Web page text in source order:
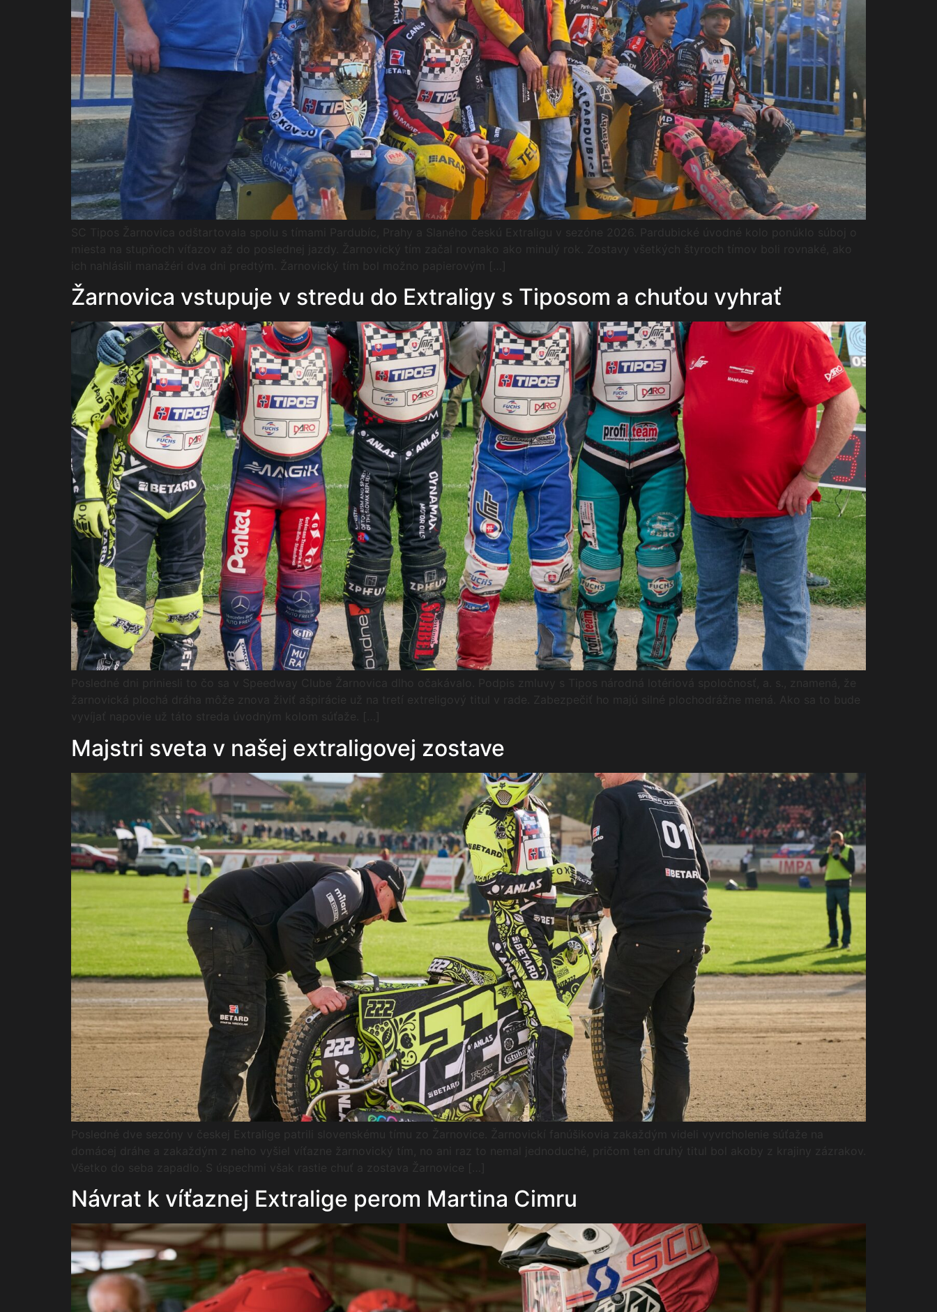
SC Tipos Žarnovica odštartovala spolu s tímami Pardubíc, Prahy a Slaného českú Extraligu v sezóne 2026. Pardubické úvodné kolo ponúklo súboj o
miesta na stupňoch víťazov až do poslednej jazdy. Žarnovický tím začal rovnako ako minulý rok. Zostavy všetkých štyroch tímov boli rovnaké, ako
ich nahlásili manažéri dva dni predtým. Žarnovický tím bol možno papierovým […]
Žarnovica vstupuje v stredu do Extraligy s Tiposom a chuťou vyhrať
Posledné dni priniesli to čo sa v Speedway Clube Žarnovica dlho očakávalo. Podpis zmluvy s Tipos národná lotériová spoločnosť, a. s., znamená, že
žarnovická plochá dráha môže znova živiť ašpirácie už na tretí extreligový titul v rade. Zabezpečiť ho majú silné plochodrážne mená. Ako sa to bude
vyvíjať napovie už táto streda úvodným kolom súťaže. […]
Majstri sveta v našej extraligovej zostave
Posledné dve sezóny v českej Extralige patrili slovenskému tímu zo Žarnovice. Žarnovickí fanúšikovia zakaždým videli vyvrcholenie súťaže na
domácej dráhe a zakaždým z neho vyšiel víťazne žarnovický tím, no ani raz to nemal jednoduché, pričom ten druhý titul bol akoby z krajiny zázrakov.
Všetko do seba zapadlo. S úspechmi však rastie chuť a zostava Žarnovice […]
Návrat k víťaznej Extralige perom Martina Cimru